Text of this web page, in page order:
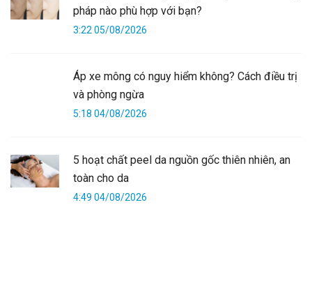
pháp nào phù hợp với bạn?
3:22 05/08/2026
Áp xe mông có nguy hiểm không? Cách điều trị
và phòng ngừa
5:18 04/08/2026
5 hoạt chất peel da nguồn gốc thiên nhiên, an
toàn cho da
4:49 04/08/2026